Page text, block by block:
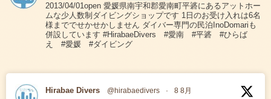
2013/04/01open 愛媛県南宇和郡愛南町平碆にあるアットホー
ムな少人数制ダイビングショップです 1日のお受け入れは6名
様まででせかせかしません ダイバー専門の民泊InoDomariも
併設しています #HirabaeDivers #愛南 #平碆 #ひらば
え #愛媛 #ダイビング
Hirabae Divers @hirabaedivers · 8 8月